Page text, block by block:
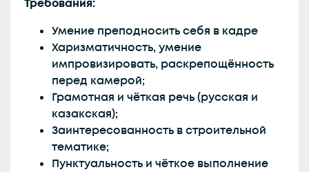
Требования:
Умение преподносить себя в кадре
Харизматичность, умение
импровизировать, раскрепощённость
перед камерой;
Грамотная и чёткая речь (русская и
казакская);
Заинтересованность в строительной
тематике;
Пунктуальность и чёткое выполнение